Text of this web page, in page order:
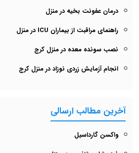
درمان عفونت بخیه در منزل
راهنمای مراقبت از بیماران ICU در منزل
نصب سونده معده در منزل کرج
انجام آزمایش زردی نوزاد در منزل کرج
آخرین مطالب ارسالی
واکسن گارداسیل